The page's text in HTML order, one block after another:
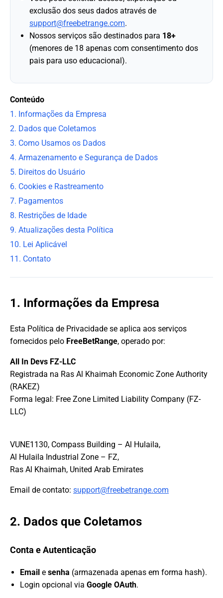
exclusão dos seus dados através de
support@freebetrange.com.
Nossos serviços são destinados para 18+
(menores de 18 apenas com consentimento dos
pais para uso educacional).
Conteúdo
1. Informações da Empresa
2. Dados que Coletamos
3. Como Usamos os Dados
4. Armazenamento e Segurança de Dados
5. Direitos do Usuário
6. Cookies e Rastreamento
7. Pagamentos
8. Restrições de Idade
9. Atualizações desta Política
10. Lei Aplicável
11. Contato
1. Informações da Empresa
Esta Política de Privacidade se aplica aos serviços
fornecidos pelo FreeBetRange, operado por:
All In Devs FZ-LLC
Registrada na Ras Al Khaimah Economic Zone Authority
(RAKEZ)
Forma legal: Free Zone Limited Liability Company (FZ-
LLC)
VUNE1130, Compass Building – Al Hulaila,
Al Hulaila Industrial Zone – FZ,
Email de contato: support@freebetrange.com
2. Dados que Coletamos
Conta e Autenticação
Email e senha (armazenada apenas em forma hash).
Login opcional via Google OAuth.